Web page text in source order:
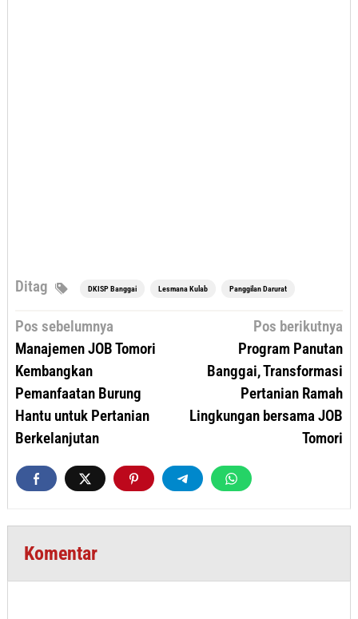
Ditag DKISP Banggai Lesmana Kulab Panggilan Darurat
Navigasi
Pos sebelumnya
Manajemen JOB Tomori
Kembangkan
Pemanfaatan Burung
Hantu untuk Pertanian
Berkelanjutan
Pos berikutnya
Program Panutan
Banggai, Transformasi
Pertanian Ramah
Lingkungan bersama JOB
Tomori
Komentar